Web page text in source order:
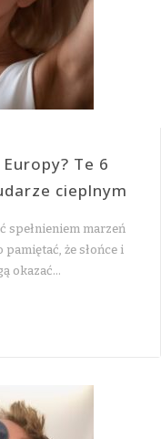
Te 6
cieplnym
spełnieniem marzeń
że słońce i
okazać…